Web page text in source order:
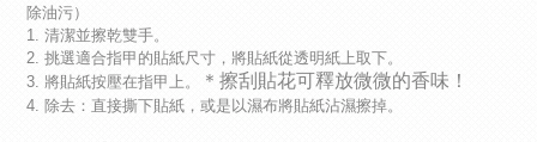
除油污）
1. 清潔並擦乾雙手。
2. 挑選適合指甲的貼紙尺寸，將貼紙從透明紙上取下。
3. 將貼紙按壓在指甲上。
＊擦刮貼花可釋放微微的香味！
4. 除去：直接撕下貼紙，或是以濕布將貼紙沾濕擦掉。